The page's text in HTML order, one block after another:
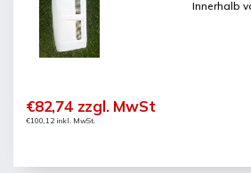
Alphabetisch
Innerhalb
€100,12 inkl. MwSt.
€82,74 zzgl. MwSt